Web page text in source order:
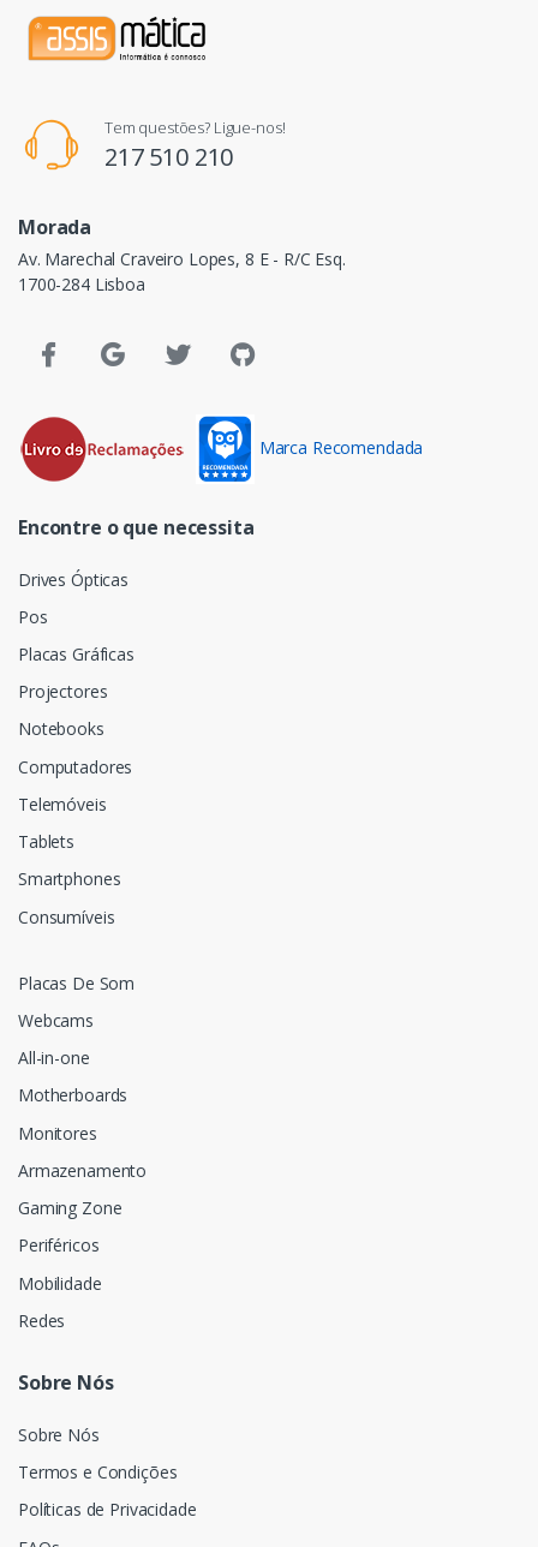
Tem questões? Ligue-nos!
217 510 210
Morada
Av. Marechal Craveiro Lopes, 8 E - R/C Esq.
1700-284 Lisboa
Marca Recomendada
Encontre o que necessita
Drives Ópticas
Pos
Placas Gráficas
Projectores
Notebooks
Computadores
Telemóveis
Tablets
Smartphones
Consumíveis
Placas De Som
Webcams
All-in-one
Motherboards
Monitores
Armazenamento
Gaming Zone
Periféricos
Mobilidade
Redes
Sobre Nós
Sobre Nós
Termos e Condições
Políticas de Privacidade